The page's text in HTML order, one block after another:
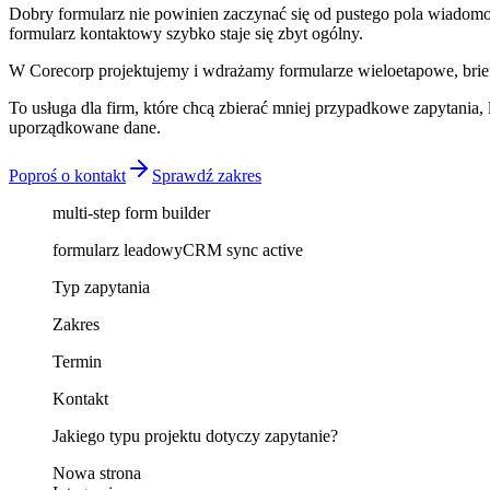
Dobry formularz nie powinien zaczynać się od pustego pola
formularz kontaktowy szybko staje się zbyt ogólny.
W Corecorp projektujemy i wdrażamy formularze wieloetapowe,
To usługa dla firm, które chcą zbierać mniej przypadkowe
uporządkowane dane.
Poproś o kontakt
Sprawdź zakres
multi-step form builder
formularz leadowyCRM sync active
Typ zapytania
Zakres
Termin
Kontakt
Jakiego typu projektu dotyczy zapytanie?
Nowa strona